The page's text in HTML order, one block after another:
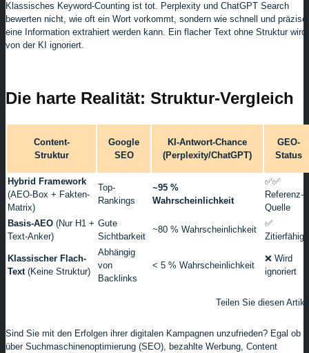
Klassisches Keyword-Counting ist tot. Perplexity und ChatGPT Search
bewerten nicht, wie oft ein Wort vorkommt, sondern wie schnell und präzise
eine Information extrahiert werden kann. Ein flacher Text ohne Struktur wird
von der KI ignoriert.
Die harte Realität: Struktur-Vergleich
Content-
Struktur
Google
SEO
KI-Antwort-Chance
(Perplexity/ChatGPT)
GEO-
Status
Hybrid Framework
(AEO-Box + Fakten-
Matrix)
Top-
Rankings
~95 %
Wahrscheinlichkeit
✅✅
Referenz-
Quelle
Basis-AEO (Nur H1 +
Text-Anker)
Gute
Sichtbarkeit
~80 % Wahrscheinlichkeit
✅
Zitierfähig
Klassischer Flach-
Text (Keine Struktur)
Abhängig
von
Backlinks
< 5 % Wahrscheinlichkeit
❌ Wird
ignoriert
Teilen Sie diesen
Sind Sie mit den Erfolgen ihrer digitalen Kampagnen unzufrieden? Egal ob
über Suchmaschinenoptimierung (SEO), bezahlte Werbung, Content